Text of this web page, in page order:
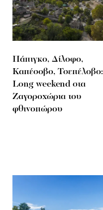
Πάπιγκο, Δίλοφο,
Καπέσοβο, Τσεπέλοβο:
Long weekend στα
Ζαγοροχώρια του
φθινοπώρου